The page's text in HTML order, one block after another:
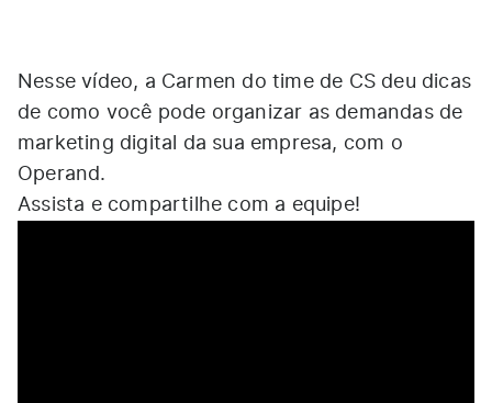
Nesse vídeo, a Carmen do time de CS deu dicas
de como você pode organizar as demandas de
marketing digital da sua empresa, com o
Operand.
Assista e compartilhe com a equipe!